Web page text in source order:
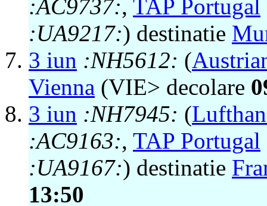
:AC9737:, TAP Portugal
:UA9217:) destinatie
3 iun :NH5612: (
Vienna (VIE> decolare
3 iun :NH7945: (
:AC9163:, TAP Portugal
:UA9167:) destinatie
13:50